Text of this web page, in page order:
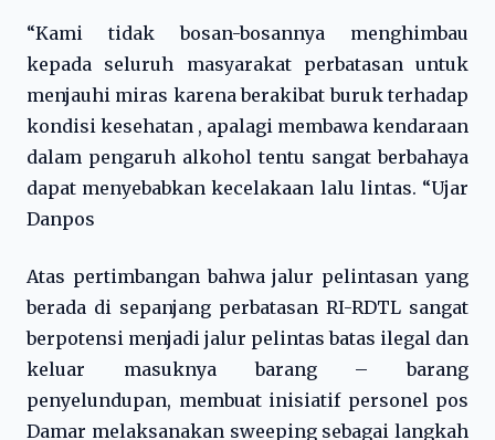
“Kami tidak bosan-bosannya menghimbau
kepada seluruh masyarakat perbatasan untuk
menjauhi miras karena berakibat buruk terhadap
kondisi kesehatan , apalagi membawa kendaraan
dalam pengaruh alkohol tentu sangat berbahaya
dapat menyebabkan kecelakaan lalu lintas. “Ujar
Danpos
Atas pertimbangan bahwa jalur pelintasan yang
berada di sepanjang perbatasan RI-RDTL sangat
berpotensi menjadi jalur pelintas batas ilegal dan
keluar masuknya barang – barang
penyelundupan, membuat inisiatif personel pos
Damar melaksanakan sweeping sebagai langkah